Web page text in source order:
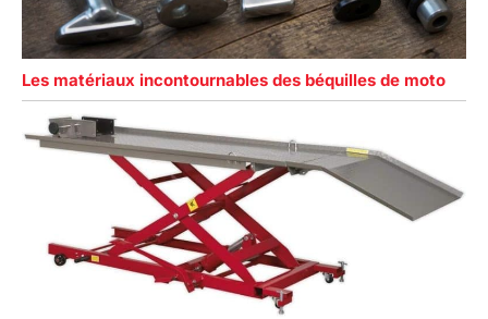
Les matériaux incontournables des béquilles de moto